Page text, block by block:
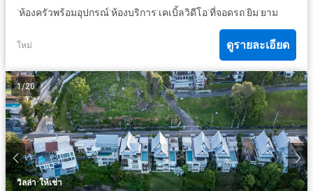
·ห้องครัวพร้อมอุปกรณ์·ห้องบริการ·เคเบิ้ลวิดีโอ·ที่จอดรถ·ยิม·ยาม
ใหม่ ดูรายละเอียด
1/20
วิลล่า·ให้เช่า